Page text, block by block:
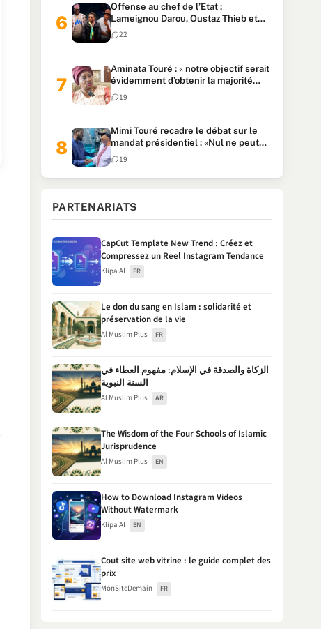
Offense au chef de l’Etat :
Lameignou Darou, Oustaz Thieb et
Ndiaye Touba lourdement
condamnés
22
Aminata Touré : « notre objectif serait
évidemment d’obtenir la majorité
parlementaire »
19
Mimi Touré recadre le débat sur le
mandat présidentiel : «Nul ne peut
faire plus de deux mandats
consécutifs de 5 ans»
19
PARTENARIATS
CapCut Template New Trend : Créez et
Compressez un Reel Instagram Tendance
Klipa AI FR
Le don du sang en Islam : solidarité et
préservation de la vie
Al Muslim Plus FR
الزكاة والصدقة في الإسلام: مفهوم العطاء في
السنة النبوية
Al Muslim Plus AR
The Wisdom of the Four Schools of Islamic
Jurisprudence
Al Muslim Plus EN
How to Download Instagram Videos
Without Watermark
Klipa AI EN
Cout site web vitrine : le guide complet des
prix
MonSiteDemain FR